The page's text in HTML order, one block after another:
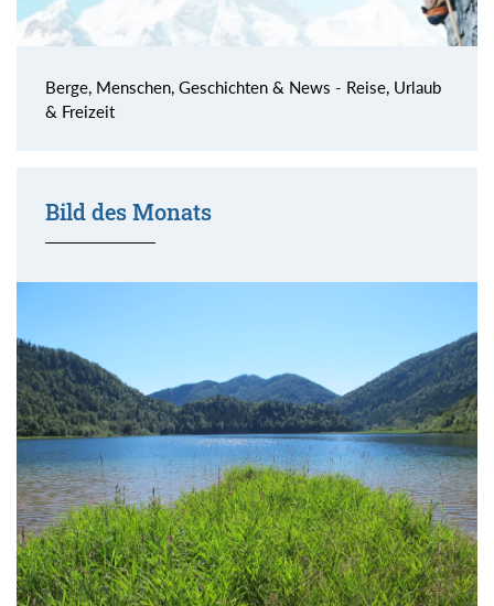
Berge, Menschen, Geschichten & News - Reise, Urlaub
& Freizeit
Bild des Monats